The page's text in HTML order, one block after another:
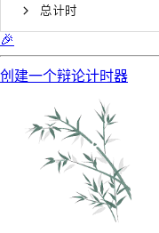
总计时
🎉
创建一个辩论计时器